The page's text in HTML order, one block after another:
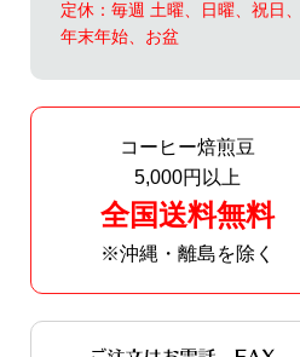
定休：毎週 土曜、日曜、祝日、
年末年始、お盆
コーヒー焙煎豆
5,000円以上
全国送料無料
※沖縄・離島を除く